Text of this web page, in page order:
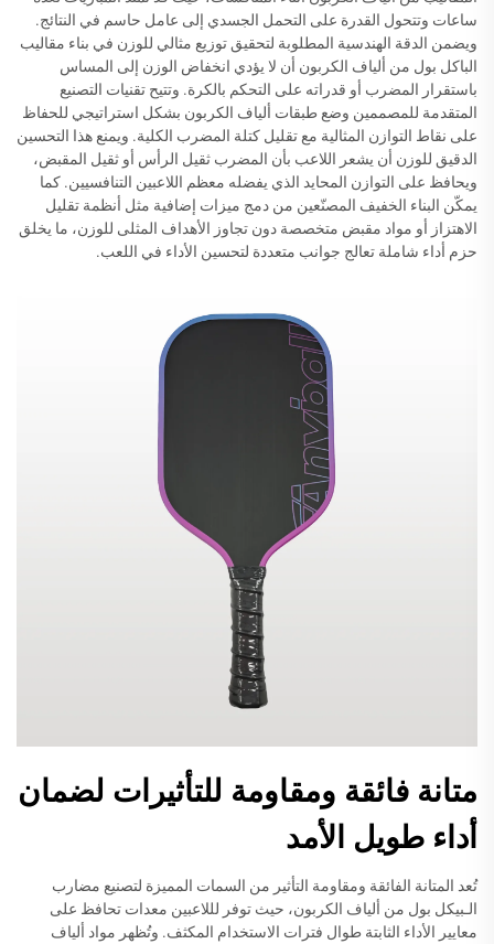
ساعات وتتحول القدرة على التحمل الجسدي إلى عامل حاسم في النتائج.
ويضمن الدقة الهندسية المطلوبة لتحقيق توزيع مثالي للوزن في بناء مقاليب
الباكل بول من ألياف الكربون أن لا يؤدي انخفاض الوزن إلى المساس
باستقرار المضرب أو قدراته على التحكم بالكرة. وتتيح تقنيات التصنيع
المتقدمة للمصممين وضع طبقات ألياف الكربون بشكل استراتيجي للحفاظ
على نقاط التوازن المثالية مع تقليل كتلة المضرب الكلية. ويمنع هذا التحسين
الدقيق للوزن أن يشعر اللاعب بأن المضرب ثقيل الرأس أو ثقيل المقبض،
ويحافظ على التوازن المحايد الذي يفضله معظم اللاعبين التنافسيين. كما
يمكّن البناء الخفيف المصنّعين من دمج ميزات إضافية مثل أنظمة تقليل
الاهتزاز أو مواد مقبض متخصصة دون تجاوز الأهداف المثلى للوزن، ما يخلق
حزم أداء شاملة تعالج جوانب متعددة لتحسين الأداء في اللعب.
متانة فائقة ومقاومة للتأثيرات لضمان
أداء طويل الأمد
تُعد المتانة الفائقة ومقاومة التأثير من السمات المميزة لتصنيع مضارب
الـبيكل بول من ألياف الكربون، حيث توفر لللاعبين معدات تحافظ على
معايير الأداء الثابتة طوال فترات الاستخدام المكثف. وتُظهر مواد ألياف